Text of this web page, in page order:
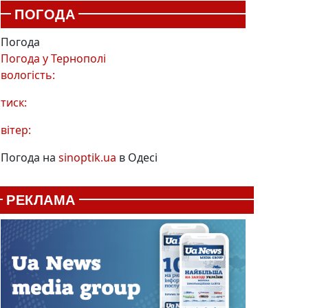
ПОГОДА
Погода
Погода уТернополі
вологість:
тиск:
вітер:
Погода на sinoptik.ua в Одесі
РЕКЛАМА